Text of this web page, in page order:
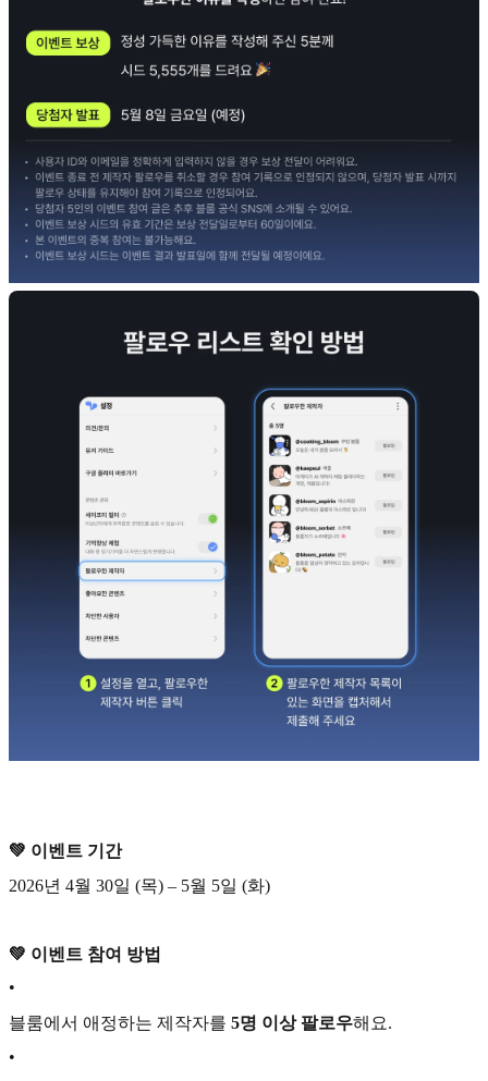
💚 이벤트 기간
2026년 4월 30일 (목) – 5월 5일 (화)
💚 이벤트 참여 방법
•
블룸에서 애정하는 제작자를 5명 이상 팔로우해요.
•